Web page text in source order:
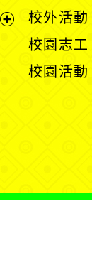
選
展
校外活動
校園志工
校園活動